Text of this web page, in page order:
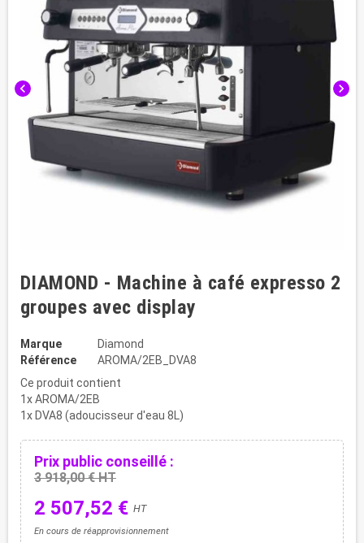
chevron_left chevron_right
DIAMOND - Machine à café expresso 2
groupes avec display
Marque
Diamond
Référence
AROMA/2EB_DVA8
Ce produit contient
1x AROMA/2EB
1x DVA8 (adoucisseur d'eau 8L)
Prix public conseillé :
3 918,00 € HT
2 507,52 € HT
En cours de réapprovisionnement